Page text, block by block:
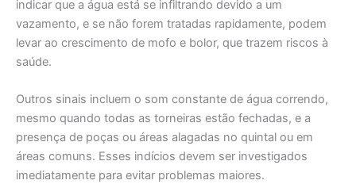
indicar que a água está se infiltrando devido a um
vazamento, e se não forem tratadas rapidamente, podem
levar ao crescimento de mofo e bolor, que trazem riscos à
saúde.
Outros sinais incluem o som constante de água correndo,
mesmo quando todas as torneiras estão fechadas, e a
presença de poças ou áreas alagadas no quintal ou em
áreas comuns. Esses indícios devem ser investigados
imediatamente para evitar problemas maiores.